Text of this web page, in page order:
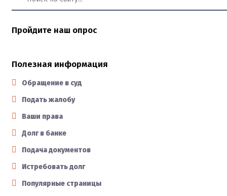
Пройдите наш опрос
Полезная информация
Обращение в суд
Подать жалобу
Ваши права
Долг в банке
Подача документов
Истребовать долг
Популярные страницы